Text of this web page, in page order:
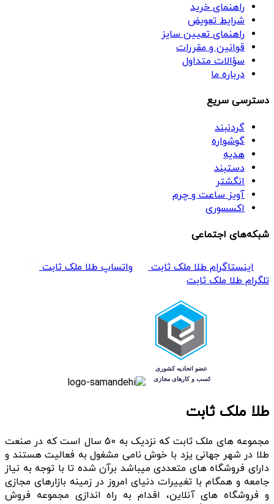
راهنمای خرید
شرایط تعویض
راهنمای تعیین سایز
قوانین و مقررات
سؤالات متداول
درباره ما
دسترسی سریع
گردنبند
گوشواره
هدیه
دستبند
انگشتر
آویز ساعت و چرم
اکسسوری
شبکه‌های اجتماعی
اینستاگرام طلا ملک ثابت
واتساپ طلا ملک ثابت
تلگرام طلا ملک ثابت
طلا ملک ثابت
مجموعه های ملک ثابت که نزدیک به 50 سال است که در صنعت
طلا در شهر جهانی یزد با خوش نامی مشغول به فعالیت هستند و
دارای فروشگاه های متعددی میباشد برآن شده تا با توجه به نیاز
جامعه و همگام با تغییرات دنیای امروز در زمینه بازارهای مجازی
و فروشگاه های آنلاین، اقدام به راه اندازی مجموعه فروش